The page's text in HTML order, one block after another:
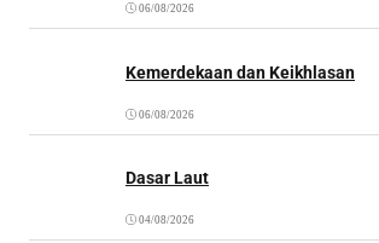
06/08/2026
Kemerdekaan dan Keikhlasan
06/08/2026
Dasar Laut
04/08/2026